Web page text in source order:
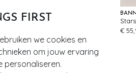
FIRST
we cookies en
om jouw ervaring
personaliseren.
€